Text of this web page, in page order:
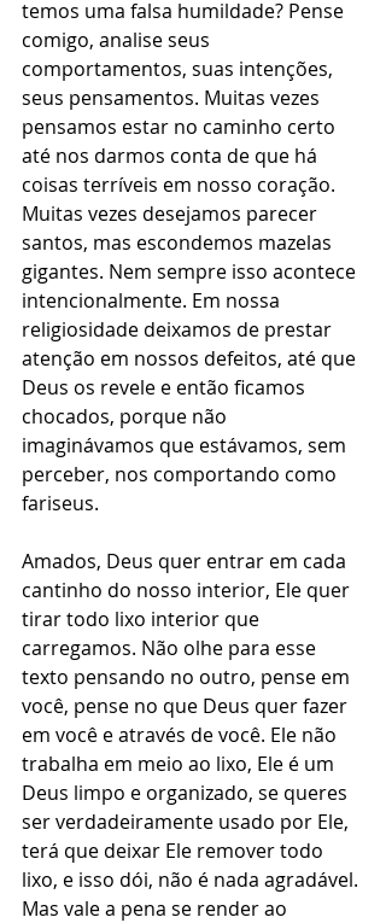
temos uma falsa humildade? Pense
comigo, analise seus
comportamentos, suas intenções,
seus pensamentos. Muitas vezes
pensamos estar no caminho certo
até nos darmos conta de que há
coisas terríveis em nosso coração.
Muitas vezes desejamos parecer
santos, mas escondemos mazelas
gigantes. Nem sempre isso acontece
intencionalmente. Em nossa
religiosidade deixamos de prestar
atenção em nossos defeitos, até que
Deus os revele e então ficamos
chocados, porque não
imaginávamos que estávamos, sem
perceber, nos comportando como
fariseus.
Amados, Deus quer entrar em cada
cantinho do nosso interior, Ele quer
tirar todo lixo interior que
carregamos. Não olhe para esse
texto pensando no outro, pense em
você, pense no que Deus quer fazer
em você e através de você. Ele não
trabalha em meio ao lixo, Ele é um
Deus limpo e organizado, se queres
ser verdadeiramente usado por Ele,
terá que deixar Ele remover todo
lixo, e isso dói, não é nada agradável.
Mas vale a pena se render ao